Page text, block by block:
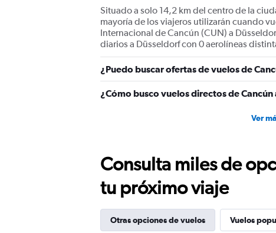
Situado a solo 14,2 km del centro de la
mayoría de los viajeros utilizarán cuando
Internacional de Cancún (CUN) a
diarios a Düsseldorf con 0 aerolíneas
¿Puedo buscar ofertas de vuelos de
¿Cómo busco vuelos directos de Cancún
Ver
Consulta miles de
tu próximo viaje
Otras opciones de vuelos Vuelos